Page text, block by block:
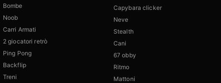
Bombe
Noob
Carri Armati
2 giocatori retrò
Ping Pong
Backflip
Treni
Capybara clicker
Neve
Stealth
Cani
67 obby
Ritmo
Mattoni